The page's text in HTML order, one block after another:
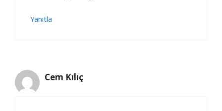
Yanıtla
Cem Kılıç